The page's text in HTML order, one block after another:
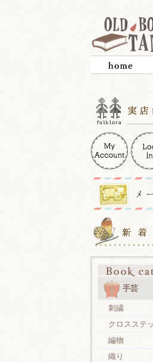
手芸
刺繍
クロスステ
編物
織り